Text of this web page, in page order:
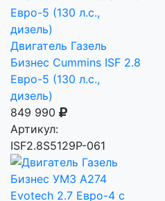
Двигатель Газель
Бизнес Cummins ISF 2.8
Евро-5 (130 л.с.,
дизель)
849 990
Артикул:
ISF2.8S5129P-061